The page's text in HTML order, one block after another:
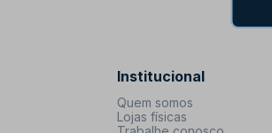
Institucional
Quem somos
Lojas físicas